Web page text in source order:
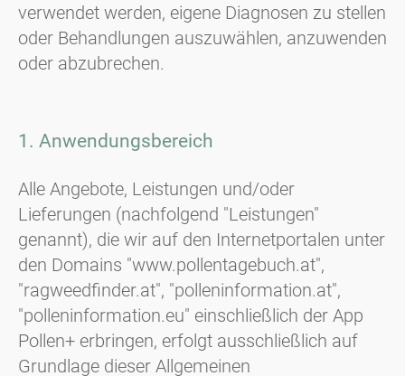
verwendet werden, eigene Diagnosen zu stellen
oder Behandlungen auszuwählen, anzuwenden
oder abzubrechen.
1. Anwendungsbereich
Alle Angebote, Leistungen und/oder
Lieferungen (nachfolgend "Leistungen"
genannt), die wir auf den Internetportalen unter
den Domains "www.pollentagebuch.at",
"ragweedfinder.at", "polleninformation.at",
"polleninformation.eu" einschließlich der App
Pollen+ erbringen, erfolgt ausschließlich auf
Grundlage dieser Allgemeinen